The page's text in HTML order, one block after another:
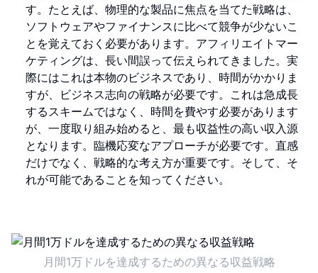
す。たとえば、物理的な製品に焦点を当てた戦略は、
ソフトウェアやファイナンスに比べて競争が少ないこ
とを覚えておく必要があります。アフィリエイトマー
ケティングは、長い間誤って伝えられてきました。実
際にはこれは本物のビジネスであり、時間がかかりま
すが、ビジネス志向の戦略が必要です。これは急成長
するスキームではなく、時間を費やす必要があります
が、一度取り組み始めると、最も収益性の高い収入源
となります。臨機応変なアプローチが必要です。直感
だけでなく、戦略的な考え方が重要です。そして、そ
れが可能であることを知ってください。
月間1万ドルを達成するための異なる収益戦略